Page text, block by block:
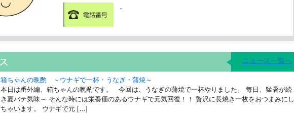
-
ニュース一覧へ
箱ちゃんの晩酌 ～ウナギで一杯・うなぎ・蒲焼～
本日は番外編、箱ちゃんの晩酌です。 今回は、うなぎの蒲焼で一杯やりました。 毎日、猛暑が続
き夏バテ気味～ そんな時には栄養価のあるウナギで元気回復！！ 贅沢に長焼き一枚をおつまみにし
ちゃいます。 ウナギで元 […]